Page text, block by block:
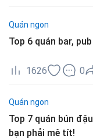
Quán ngon
Top 6 quán bar,
1626 0
Quán ngon
Top 7 quán bún
bạn phải mê tít!